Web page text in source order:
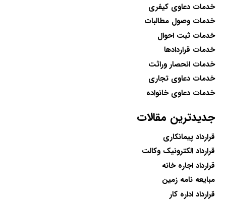
خدمات دعاوی کیفری
خدمات وصول مطالبات
خدمات ثبت احوال
خدمات قراردادها
خدمات انحصار وراثت
خدمات دعاوی تجاری
خدمات دعاوی خانواده
جدیدترین مقالات
قرارداد پیمانکاری
قرارداد الکترونیک وکالت
قرارداد اجاره خانه
مبایعه نامه زمین
قرارداد اداره کار